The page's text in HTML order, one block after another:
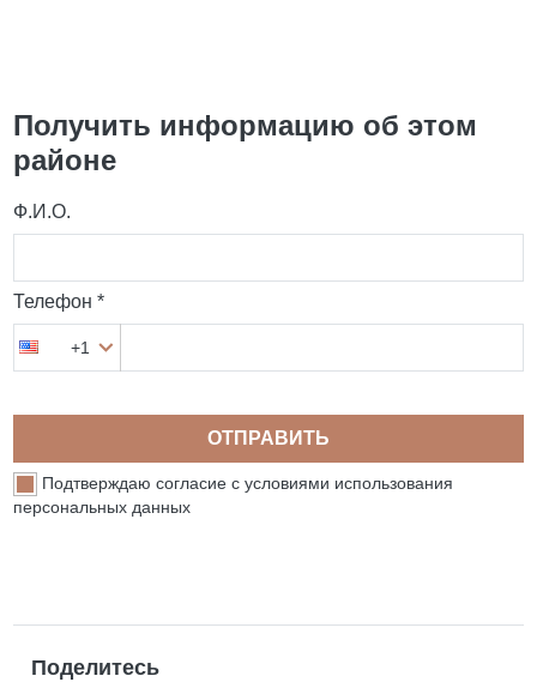
Получить информацию об этом
районе
Ф.И.О.
Телефон *
+1
ОТПРАВИТЬ
Подтверждаю согласие с условиями использования
персональных данных
Поделитесь